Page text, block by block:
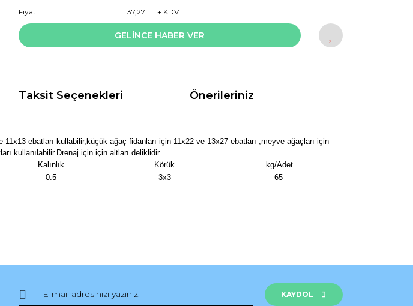
Fiyat
37,27 TL + KDV
GELİNCE HABER VER
Taksit Seçenekleri Önerileriniz
ebatları kullabilir,küçük ağaç fidanları için 11x22 ve 13x27 ebatları ,meyve ağaçları için
kullanılabilir.Drenaj için için altları deliklidir.
Kalınlık Körük
kg/Adet
0.5 3x3 65
KAYDOL